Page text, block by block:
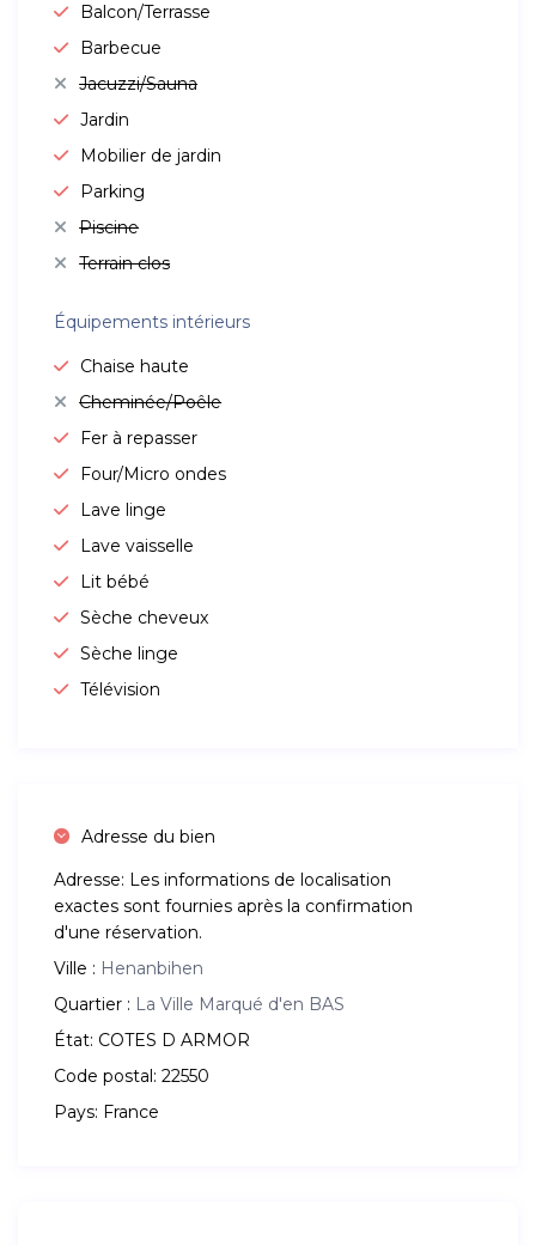
Balcon/Terrasse
Barbecue
Jacuzzi/Sauna
Jardin
Mobilier de jardin
Parking
Piscine
Terrain clos
Équipements intérieurs
Chaise haute
Cheminée/Poêle
Fer à repasser
Four/Micro ondes
Lave linge
Lave vaisselle
Lit bébé
Sèche cheveux
Sèche linge
Télévision
Adresse du bien
Adresse: Les informations de localisation
exactes sont fournies après la confirmation
d'une réservation.
Ville : Henanbihen
Quartier : La Ville Marqué d'en BAS
État: COTES D ARMOR
Code postal: 22550
Pays: France